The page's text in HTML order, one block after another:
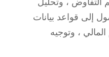
إلى قواعد بيانات
، وتوجيه